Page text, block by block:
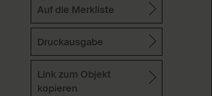
Auf die Merkliste
Druckausgabe
Link zum Objekt
kopieren